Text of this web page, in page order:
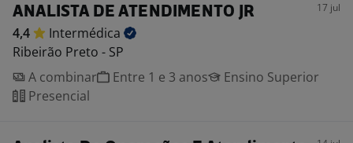
ANALISTA DE ATENDIMENTO JR 17 jul
4,4
Intermédica
Ribeirão Preto - SP
A combinar
Entre 1 e 3 anos
Ensino Superior
Presencial